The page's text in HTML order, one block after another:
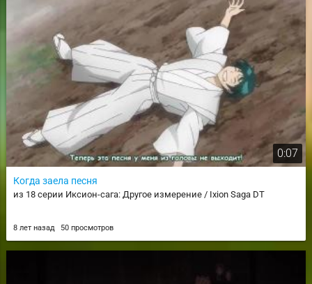
0:07
Когда заела песня
из 18 серии Иксион-сага: Другое измерение / Ixion Saga DT
8 лет назад 50 просмотров